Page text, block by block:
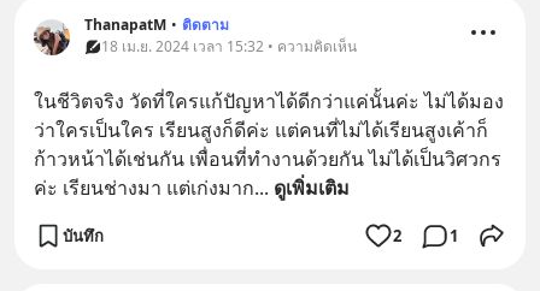
ThanapatM • ติดตาม
18 เม.ย. 2024 เวลา 15:32 • ความคิดเห็น
ในชีวิตจริง วัดที่ใครแก้ปัญหาได้ดีกว่าแค่นั้นค่ะ ไม่ได้มอง
ว่าใครเป็นใคร เรียนสูงก็ดีค่ะ แต่คนที่ไม่ได้เรียนสูงเค้าก็
ก้าวหน้าได้เช่นกัน เพื่อนที่ทำงานด้วยกัน ไม่ได้เป็นวิศวกร
ค่ะ เรียนช่างมา แต่เก่งมาก... ดูเพิ่มเติม
บันทึก 2 1